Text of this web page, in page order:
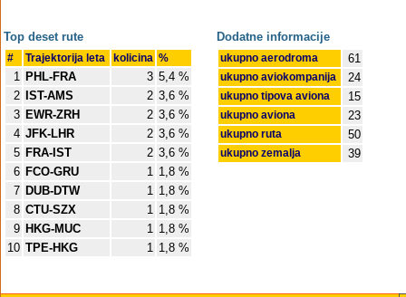
Top deset rute
# Trajektorija leta kolicina %
1 PHL-FRA 3 5,4 %
2
IST-AMS 2 3,6 %
3 EWR-ZRH 2 3,6 %
4 JFK-LHR 2 3,6 %
5 FRA-IST 2 3,6 %
6 FCO-GRU 1 1,8 %
7 DUB-DTW 1 1,8 %
8 CTU-SZX 1 1,8 %
9 HKG-MUC 1 1,8 %
10 TPE-HKG 1 1,8 %
Dodatne informacije
ukupno aerodroma 61
ukupno aviokompanija 24
ukupno tipova aviona 15
ukupno aviona 23
ukupno ruta 50
ukupno zemalja 39